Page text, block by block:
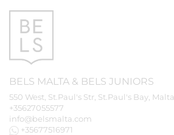
BELS MALTA & BELS JUNIORS
550 West, St.Paul's Str, St.Paul's Bay, Malta
+35627055577
info@belsmalta.com
+35677516971